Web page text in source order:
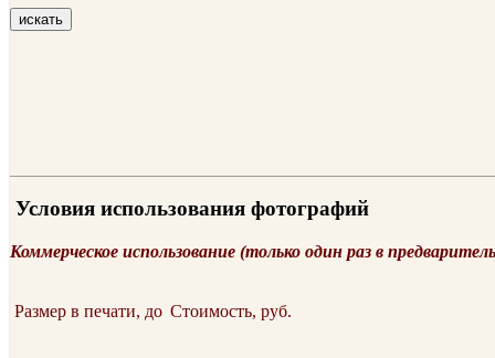
искать
Условия использования фотографий
Коммерческое использование (только один раз в
Размер в печати, до Стоимость, руб.